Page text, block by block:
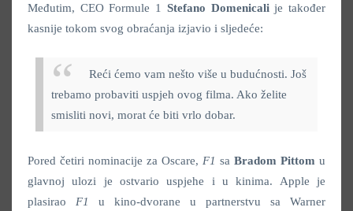
Međutim, CEO Formule 1 Stefano Domenicalije također
kasnije tokom svog obraćanja izjavio i sljedeće:
Reći ćemo vam nešto više u budućnosti. Još
trebamo probaviti uspjeh ovog filma. Ako želite
smisliti novi, morat će biti vrlo dobar.
Pored četiri nominacije za Oscare, F1 sa Bradom Pittom u
glavnoj ulozi je ostvario uspjehe i u kinima. Apple je
plasirao F1 u kino-dvorane u partnerstvu sa Warner